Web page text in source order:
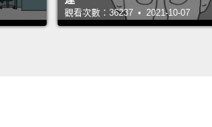
觀看次數：36237 • 2021-10-07